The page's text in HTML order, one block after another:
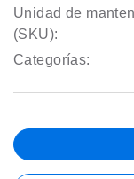
Unidad de
(SKU):
Categorías: